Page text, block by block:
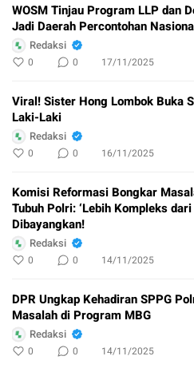
WOSM Tinjau Program LLP dan
Jadi Daerah Percontohan
Redaksi
0 0 17/11/2025
Viral! Sister Hong Lombok Buka
Laki-Laki
Redaksi
0 0 16/11/2025
Komisi Reformasi Bongkar
Tubuh Polri: ‘Lebih Kompleks
Dibayangkan!
Redaksi
0 0 14/11/2025
DPR Ungkap Kehadiran SPPG
Masalah di Program MBG
Redaksi
0 0 14/11/2025